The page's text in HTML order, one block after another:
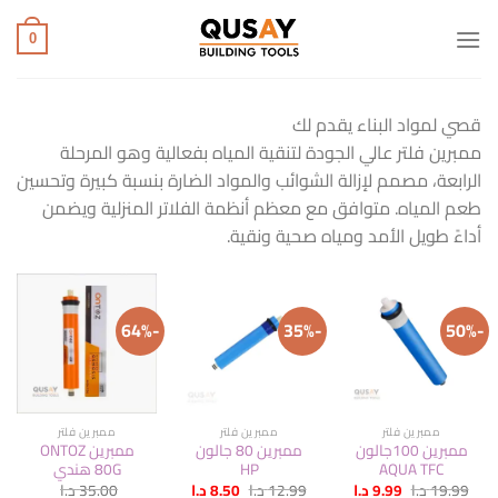
للمحتوى
0
قصي لمواد البناء يقدم لك
ممبرين فلتر عالي الجودة لتنقية المياه بفعالية وهو المرحلة
الرابعة، مصمم لإزالة الشوائب والمواد الضارة بنسبة كبيرة وتحسين
طعم المياه. متوافق مع معظم أنظمة الفلاتر المنزلية ويضمن
أداءً طويل الأمد ومياه صحية ونقية.
-50%
ممبرين فلتر
ممبرين 100جالون
AQUA TFC
19.99د.ا السعر
9.99د.االسعر
-35%
ممبرين فلتر
ممبرين 80 جالون
HP
12.99د.ا السعر
8.50د.االسعر
-64%
ممبرين فلتر
ممبرين ONTOZ
80G هندي
35.00د.ا